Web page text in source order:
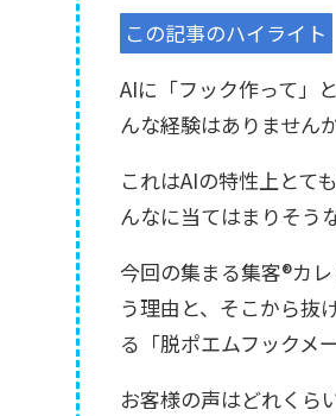
この記事のハイライト
AIに「フック作って」
んな経験はありませんか
これはAIの特性上とて
んなに当てはまりそう
今回の集まる集客®︎カ
う理由と、そこから抜
る「脱ポエムフックメ
お客様の声はどれくら